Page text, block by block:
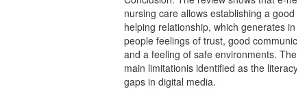
nursing care allows establishing a good
helping relationship, which generates in
people feelings of trust, good
and a feeling of safe environments. The
main limitationis identified as the literacy
gaps in digital media.